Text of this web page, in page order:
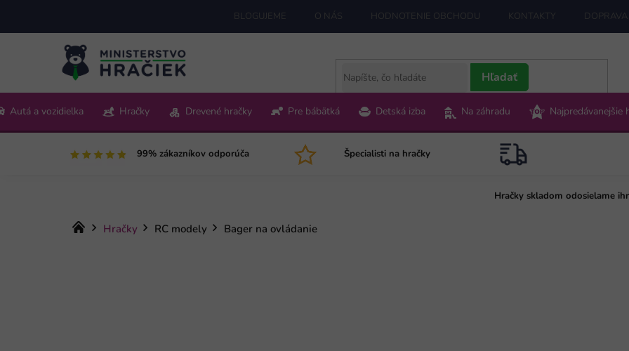
obsah
BLOGUJEME O NÁS HODNOTENIE OBCHODU KONTAKTY
Pon-Pia 9:00-15:00
Hľadať
Autá a vozidielka Hračky Drevené hračky Pre bábätká Detská izba Na záhradu Najpredávanejšie
99% zákazníkov odporúča Špecialisti na hračky
Hračky skladom odosielame
Domov
Hračky RC modely Bager na ovládanie